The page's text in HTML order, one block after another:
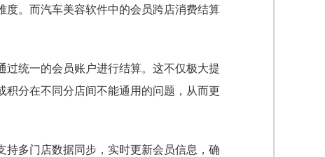
度。而汽车美容软件中的会员跨店消费结算
统一的会员账户进行结算。这不仅极大提
分在不同分店间不能通用的问题，从而更
多门店数据同步，实时更新会员信息，确